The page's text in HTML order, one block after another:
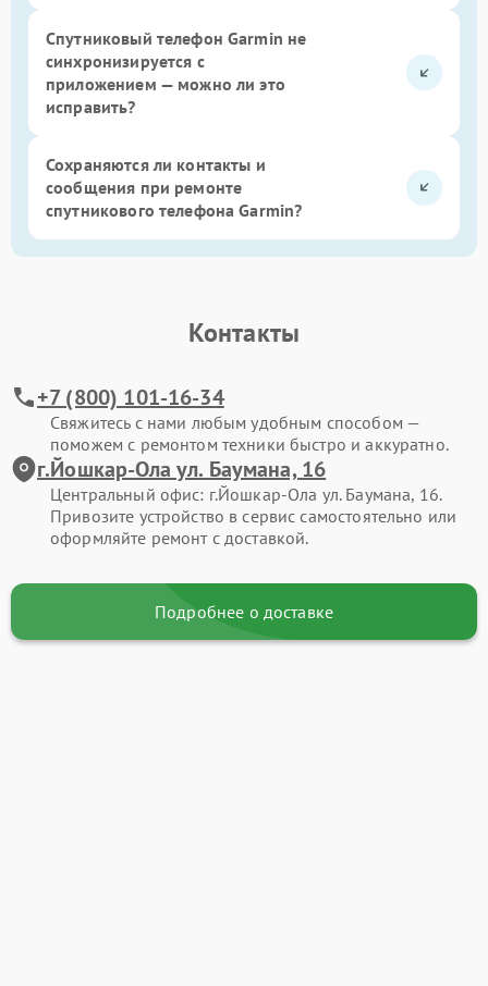
Спутниковый телефон Garmin не
синхронизируется с
приложением — можно ли это
исправить?
Сохраняются ли контакты и
сообщения при ремонте
спутникового телефона Garmin?
Контакты
+7 (800) 101-16-34
Свяжитесь с нами любым удобным способом —
поможем с ремонтом техники быстро и аккуратно.
г.Йошкар-Ола ул. Баумана, 16
Центральный офис: г.Йошкар-Ола ул. Баумана, 16.
Привозите устройство в сервис самостоятельно или
оформляйте ремонт с доставкой.
Подробнее о доставке